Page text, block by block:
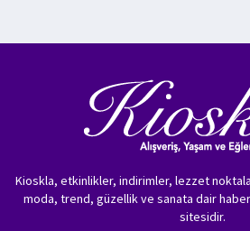
Kioskla, etkinlikler, indirimler, lezzet
moda, trend, güzellik ve sanata dair
sitesidir.